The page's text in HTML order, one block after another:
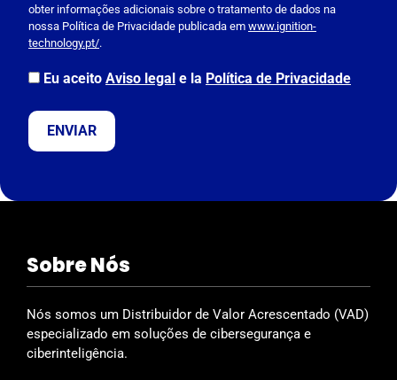
e
l
e
a
e
s
e
l
d
e
m
obter informações adicionais sobre o tratamento de dados na
nossa Política de Privacidade publicada em www.ignition-
technology.pt/.
Eu aceito Aviso legal e la Política de Privacidade
Sobre Nós
Nós somos um Distribuidor de Valor Acrescentado (VAD)
especializado em soluções de cibersegurança e
ciberinteligência.